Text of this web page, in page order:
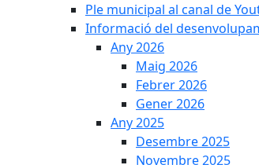
Ple municipal al canal de
Informació del
Any 2026
Maig 2026
Febrer 2026
Gener 2026
Any 2025
Desembre 2025
Novembre 2025